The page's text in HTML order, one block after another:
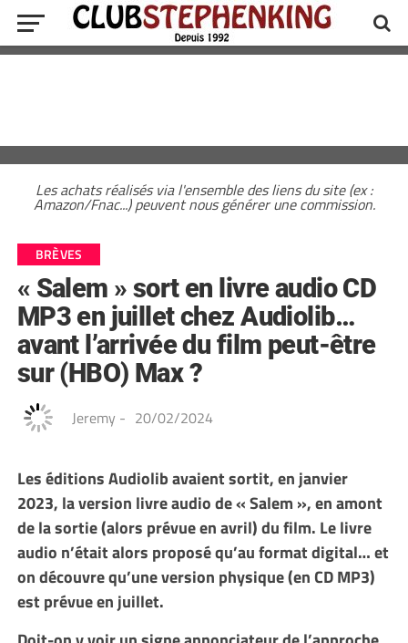
Les achats réalisés via l'ensemble des liens du site (ex :
Amazon/Fnac...) peuvent nous générer une commission.
BRÈVES
« Salem » sort en livre audio CD
MP3 en juillet chez Audiolib…
avant l’arrivée du film peut-être
sur (HBO) Max ?
Jeremy - 20/02/2024
Les éditions Audiolib avaient sortit, en janvier
2023, la version livre audio de « Salem », en amont
de la sortie (alors prévue en avril) du film. Le livre
audio n’était alors proposé qu’au format digital… et
on découvre qu’une version physique (en CD MP3)
est prévue en juillet.